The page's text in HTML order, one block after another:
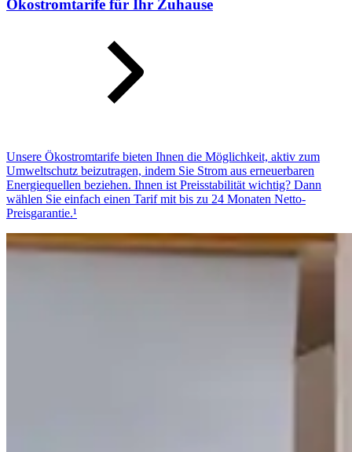
Ökostromtarife für Ihr Zuhause
Unsere Ökostromtarife bieten Ihnen die Möglichkeit, aktiv zum
Umweltschutz beizutragen, indem Sie Strom aus erneuerbaren
Energiequellen beziehen. Ihnen ist Preisstabilität wichtig? Dann
wählen Sie einfach einen Tarif mit bis zu 24 Monaten Netto-
Preisgarantie.¹